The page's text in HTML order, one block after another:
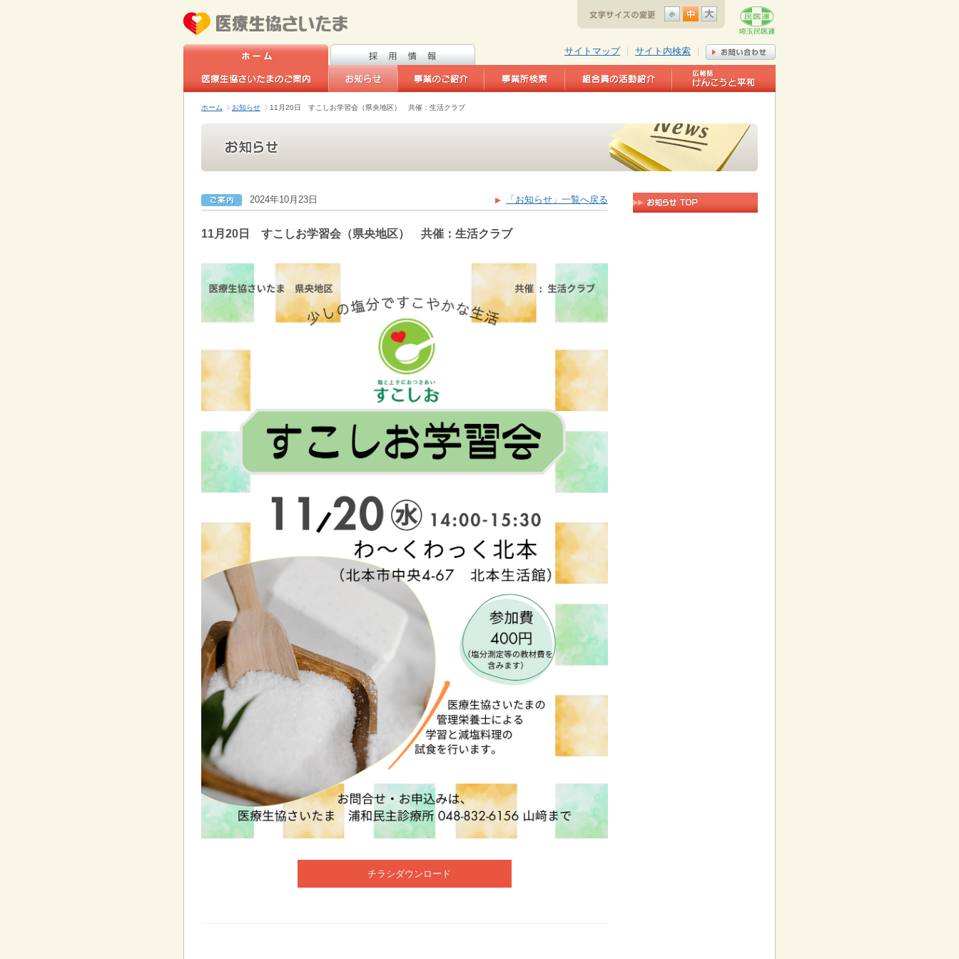
サイトマップ｜ サイト内検索
ホーム お知らせ 11月20日 すこしお学習会（県央地区） 共催：生活クラブ
2024年10月23日 「お知らせ」一覧へ戻る
11月20日 すこしお学習会（県央地区） 共催：生活クラブ
チラシダウンロード